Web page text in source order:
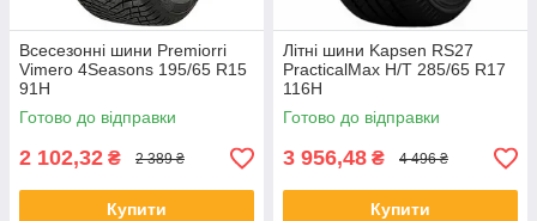
Всесезонні шини Premiorri
Vimero 4Seasons 195/65 R15
91H
Готово до відправки
2 102,32 ₴ 2 389 ₴
Купити
Літні шини Kapsen RS27
PracticalMax H/T 285/65 R17
116H
Готово до відправки
3 956,48 ₴ 4 496 ₴
Купити